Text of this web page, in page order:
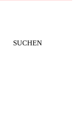
SUCHEN